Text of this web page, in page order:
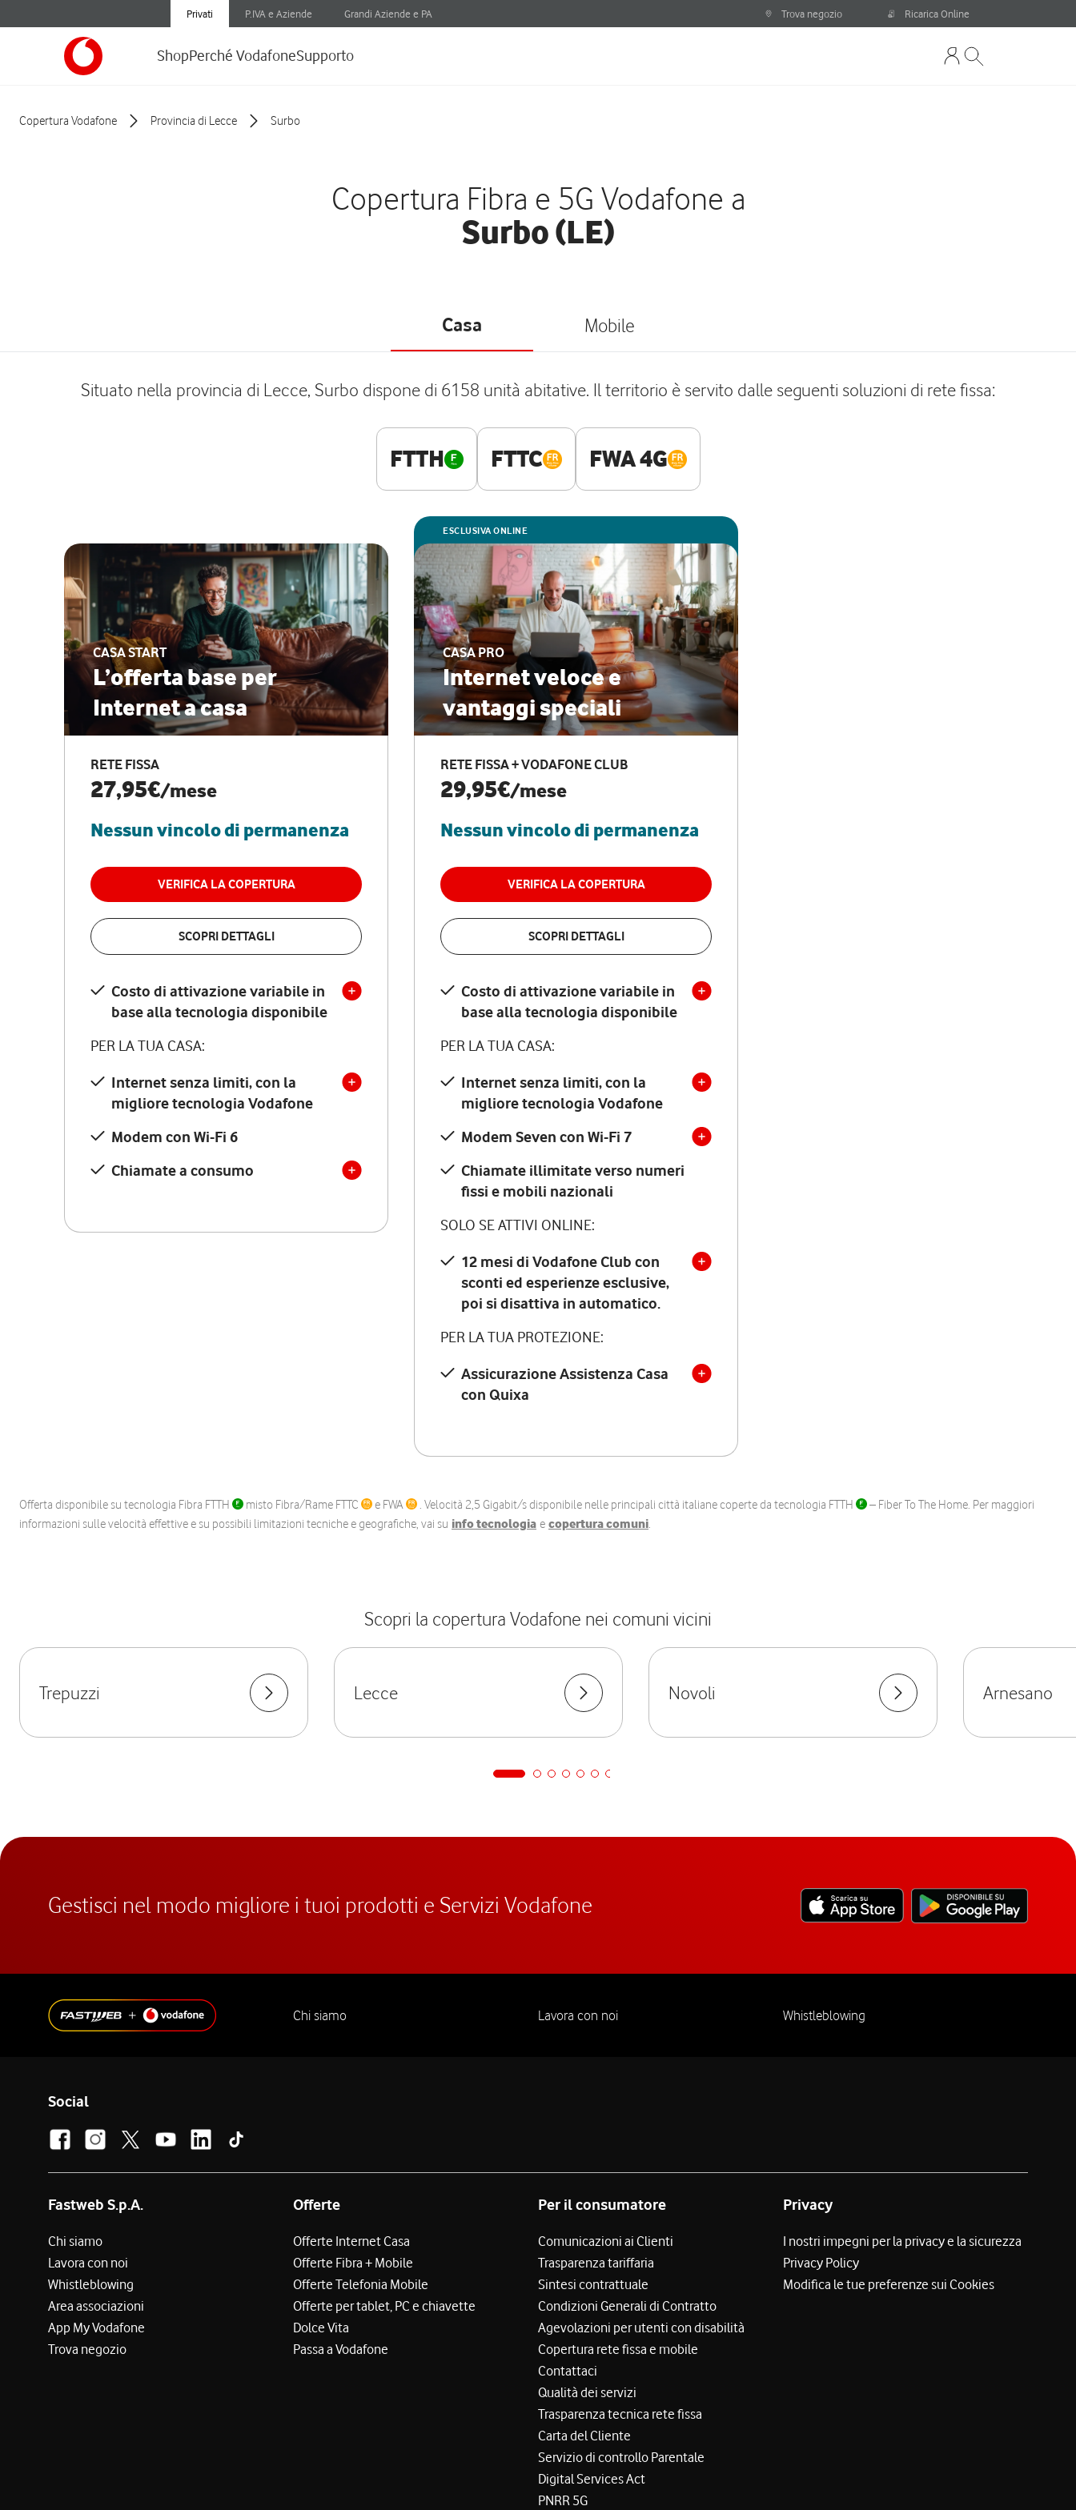
Privati P.IVA e Aziende Grandi Aziende e PA Trova negozio Ricarica Online
ShopPerché VodafoneSupporto
Copertura Vodafone Provincia di Lecce Surbo
Copertura Fibra e 5G Vodafone a
Surbo (LE)
Casa Mobile
Situato nella provincia di Lecce, Surbo dispone di 6158 unità abitative. Il territorio è servito dalle seguenti soluzioni di rete fissa:
FTTH FTTC FWA 4G
CASA START
L’offerta base per
Internet a casa
RETE FISSA
27,95€/mese
Nessun vincolo di permanenza
VERIFICA LA COPERTURA
SCOPRI DETTAGLI
Costo di attivazione variabile in
base alla tecnologia disponibile
PER LA TUA CASA:
Internet senza limiti, con la
migliore tecnologia Vodafone
Modem con Wi-Fi 6
Chiamate a consumo
ESCLUSIVA ONLINE
CASA PRO
Internet veloce e
vantaggi speciali
RETE FISSA + VODAFONE CLUB
29,95€/mese
Nessun vincolo di permanenza
VERIFICA LA COPERTURA
SCOPRI DETTAGLI
Costo di attivazione variabile in
base alla tecnologia disponibile
PER LA TUA CASA:
Internet senza limiti, con la
migliore tecnologia Vodafone
Modem Seven con Wi-Fi 7
Chiamate illimitate verso numeri
fissi e mobili nazionali
SOLO SE ATTIVI ONLINE:
12 mesi di Vodafone Club con
sconti ed esperienze esclusive,
poi si disattiva in automatico.
PER LA TUA PROTEZIONE:
Assicurazione Assistenza Casa
con Quixa
Offerta disponibile su tecnologia Fibra FTTH misto Fibra/Rame FTTC e FWA . Velocità 2,5 Gigabit/s disponibile nelle principali città italiane coperte da tecnologia FTTH
– Fiber To The Home. Per maggiori
informazioni sulle velocità effettive e su possibili limitazioni tecniche e geografiche, vai su info tecnologia e copertura comuni.
Scopri la copertura Vodafone nei comuni vicini
Trepuzzi Lecce Novoli Arnesano
Gestisci nel modo migliore i tuoi prodotti e Servizi Vodafone
Chi siamo Lavora con noi Whistleblowing
Social
Fastweb S.p.A.
Chi siamo
Lavora con noi
Whistleblowing
Area associazioni
App My Vodafone
Trova negozio
Offerte
Offerte Internet Casa
Offerte Fibra + Mobile
Offerte Telefonia Mobile
Offerte per tablet, PC e chiavette
Dolce Vita
Passa a Vodafone
Per il consumatore
Comunicazioni ai Clienti
Trasparenza tariffaria
Sintesi contrattuale
Condizioni Generali di Contratto
Agevolazioni per utenti con disabilità
Copertura rete fissa e mobile
Contattaci
Qualità dei servizi
Trasparenza tecnica rete fissa
Carta del Cliente
Servizio di controllo Parentale
Digital Services Act
PNRR 5G
Privacy
I nostri impegni per la privacy e la sicurezza
Privacy Policy
Modifica le tue preferenze sui Cookies